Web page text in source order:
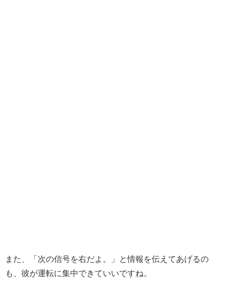
また、「次の信号を右だよ。」と情報を伝えてあげるの
も、彼が運転に集中できていいですね。